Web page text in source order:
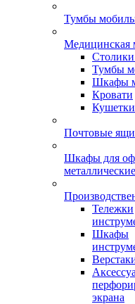
Тумбы
Медицинская
Тумбы
Шкафы
Кровати
Почтовые
Шкафы для
металлические
Тележки
Шкафы
экрана